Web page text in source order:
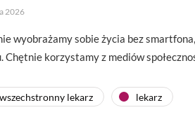
2026
wyobrażamy sobie życia bez
Chętnie korzystamy z mediów
wszechstronny lekarz lekarz